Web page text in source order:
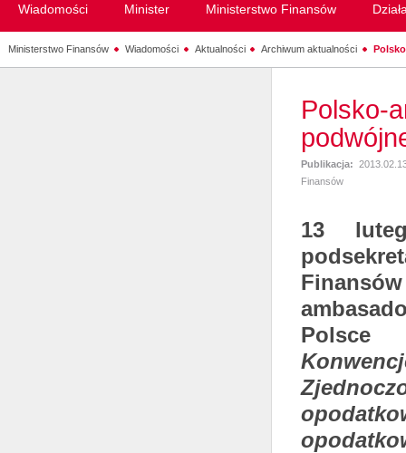
Wiadomości Minister Ministerstwo Finansów
Ministerstwo Finansów Wiadomości Aktualności Archiwum aktualności
Polsko-
Publikacja:
Finansów
13
Polsce